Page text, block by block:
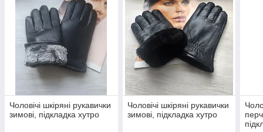
Чоловічі шкіряні рукавички
зимові, підкладка хутро
Чоловічі шкіряні рукавички
зимові, підкладка хутро